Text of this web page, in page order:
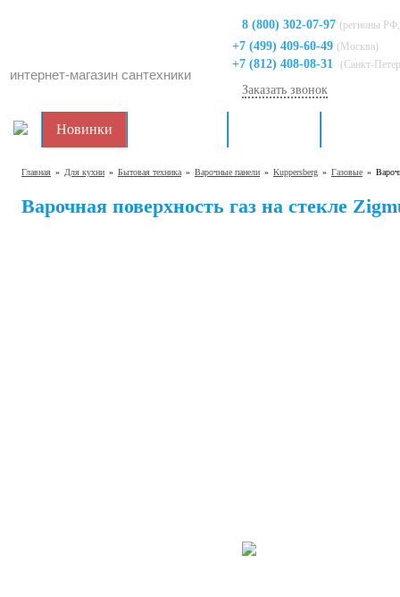
интернет-магазин сантехники
8 (800) 302-07-97 (регионы
+7 (499) 409-60-49 (Москва)
+7 (812) 408-08-31 (Санкт-
Заказать звонок
Новинки
Главная » Для кухни » Бытовая техника » Варочные панели » Kuppersberg » Газовые »
Варочная поверхность газ на стекле